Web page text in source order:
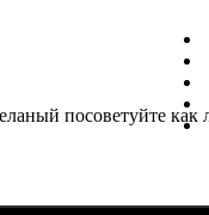
посоветуйте как